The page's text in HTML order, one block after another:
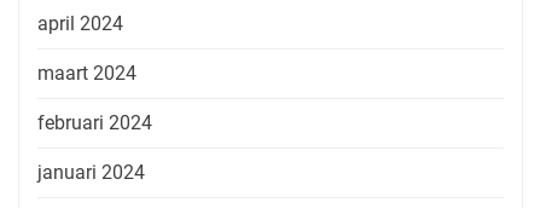
april 2024
maart 2024
februari 2024
januari 2024